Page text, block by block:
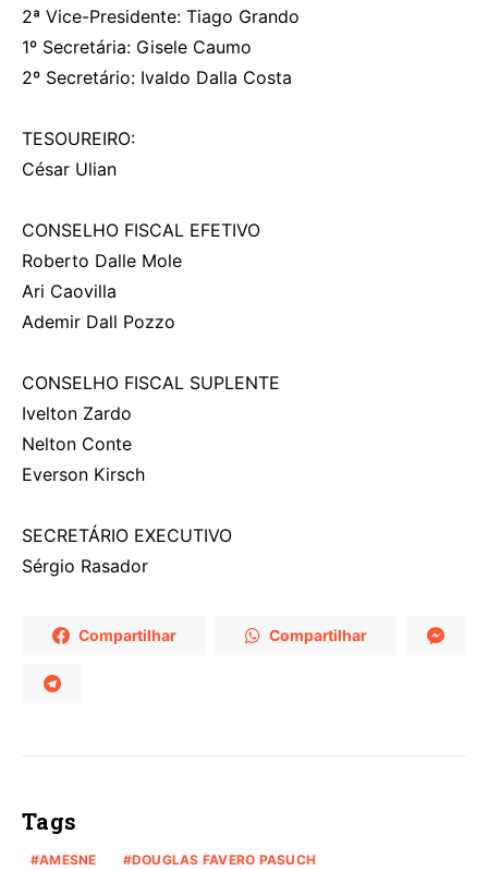
2ª Vice-Presidente: Tiago Grando
1º Secretária: Gisele Caumo
2º Secretário: Ivaldo Dalla Costa
TESOUREIRO:
César Ulian
CONSELHO FISCAL EFETIVO
Roberto Dalle Mole
Ari Caovilla
Ademir Dall Pozzo
CONSELHO FISCAL SUPLENTE
Ivelton Zardo
Nelton Conte
Everson Kirsch
SECRETÁRIO EXECUTIVO
Sérgio Rasador
Compartilhar Compartilhar
Tags
AMESNE
DOUGLAS FAVERO PASUCH